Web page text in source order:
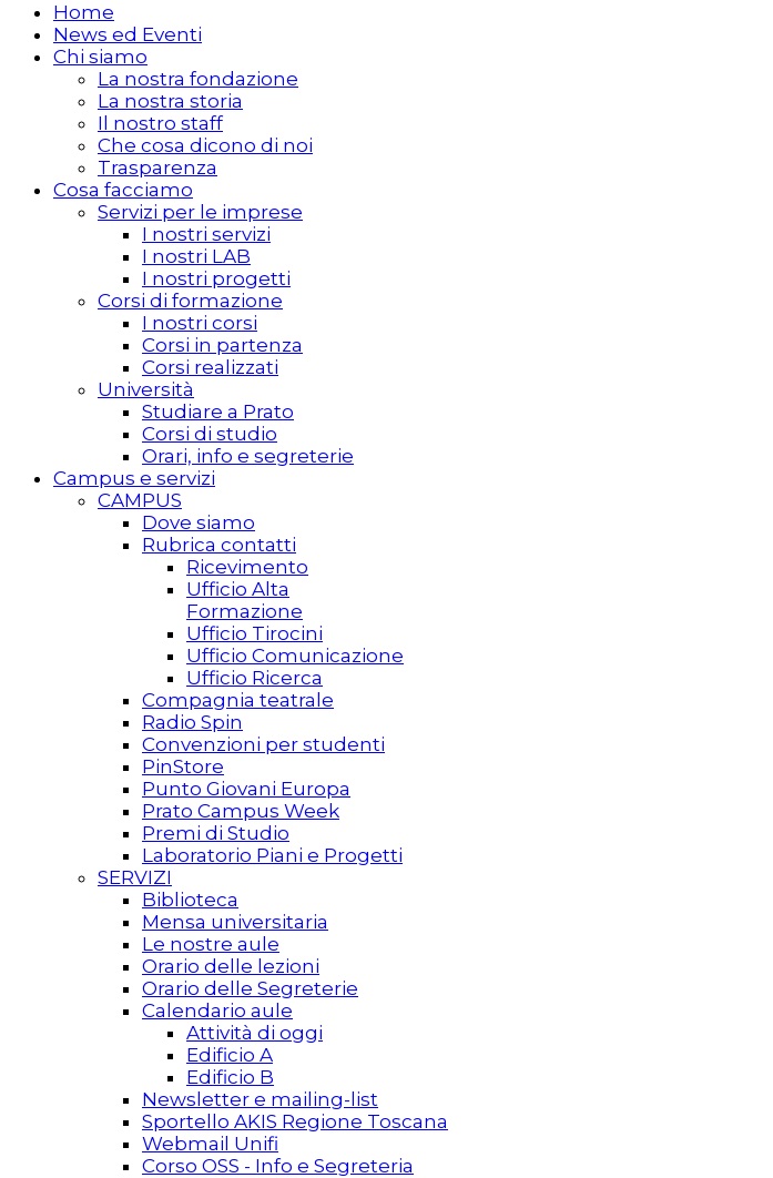
Home
News ed Eventi
Chi siamo
La nostra fondazione
La nostra storia
Il nostro staff
Che cosa dicono di noi
Trasparenza
Cosa facciamo
Servizi per le imprese
I nostri servizi
I nostri LAB
I nostri progetti
Corsi di formazione
I nostri corsi
Corsi in partenza
Corsi realizzati
Università
Studiare a Prato
Corsi di studio
Orari, info e segreterie
Campus e servizi
CAMPUS
Dove siamo
Rubrica contatti
Ricevimento
Ufficio Alta
Formazione
Ufficio Tirocini
Ufficio Comunicazione
Ufficio Ricerca
Compagnia teatrale
Radio Spin
Convenzioni per studenti
PinStore
Punto Giovani Europa
Prato Campus Week
Premi di Studio
Laboratorio Piani e Progetti
SERVIZI
Biblioteca
Mensa universitaria
Le nostre aule
Orario delle lezioni
Orario delle Segreterie
Calendario aule
Attività di oggi
Edificio A
Edificio B
Newsletter e mailing-list
Sportello AKIS Regione Toscana
Webmail Unifi
Corso OSS - Info e Segreteria